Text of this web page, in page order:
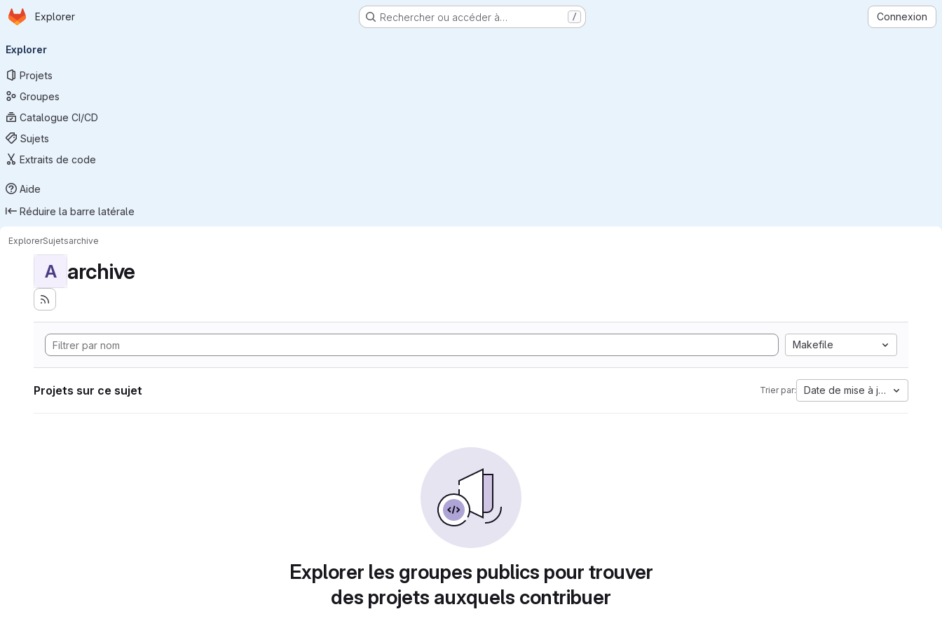
Passer au contenu principal
Page d'accueil
Explorer Rechercher ou accéder à… / Connexion
principale
Explorer
Projets
Groupes
Catalogue CI/CD
Sujets
Extraits de code
Aide
Réduire la barre latérale
ExplorerSujetsarchive
A archive
Makefile
Projets sur ce sujet Trier par: Date de mise à jour
Explorer les groupes publics pour trouver
des projets auxquels contribuer